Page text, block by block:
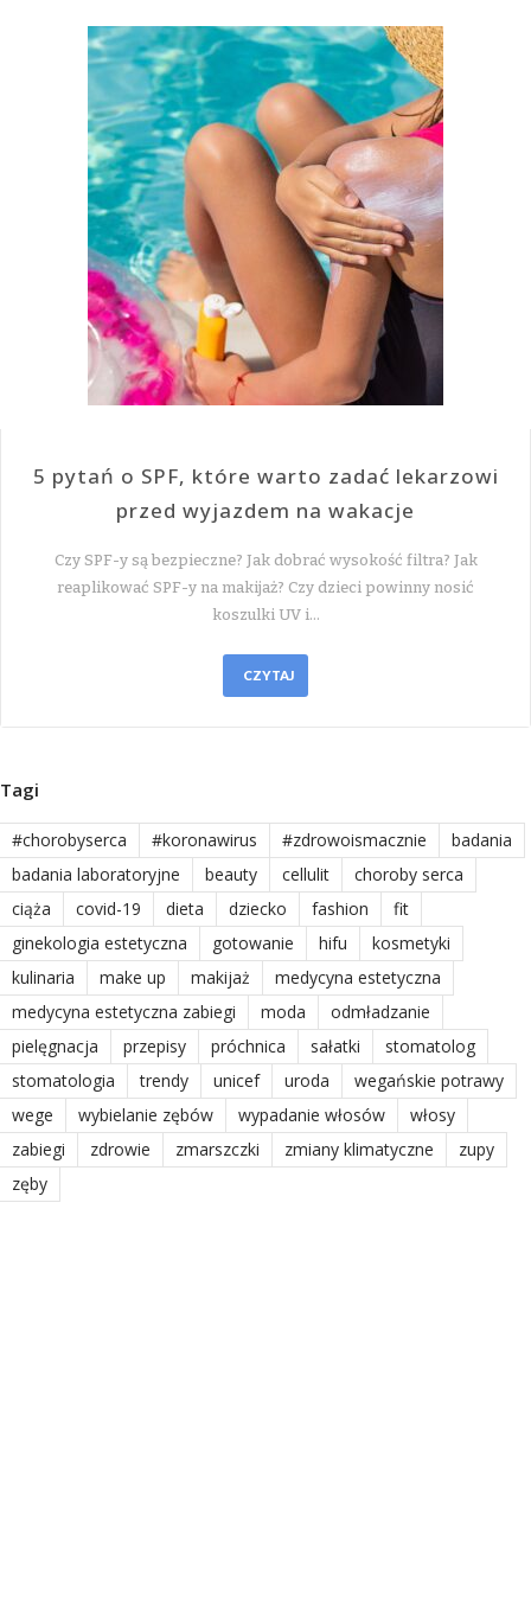
5 pytań o SPF, które warto zadać lekarzowi
przed wyjazdem na wakacje
Czy SPF-y są bezpieczne? Jak dobrać wysokość filtra? Jak
reaplikować SPF-y na makijaż? Czy dzieci powinny nosić
koszulki UV i…
CZYTAJ
Tagi
#chorobyserca #koronawirus #zdrowoismacznie
badania
badania laboratoryjne
beauty cellulit
choroby serca
ciąża
covid-19 dieta dziecko fashion
fit
ginekologia estetyczna
gotowanie hifu
kosmetyki
kulinaria
make up makijaż
medycyna estetyczna
medycyna estetyczna zabiegi
moda
odmładzanie
pielęgnacja
przepisy próchnica sałatki
stomatolog
stomatologia
trendy unicef uroda
wegańskie potrawy
wege
wybielanie zębów wypadanie włosów
włosy
zabiegi
zdrowie zmarszczki zmiany klimatyczne
zupy
zęby